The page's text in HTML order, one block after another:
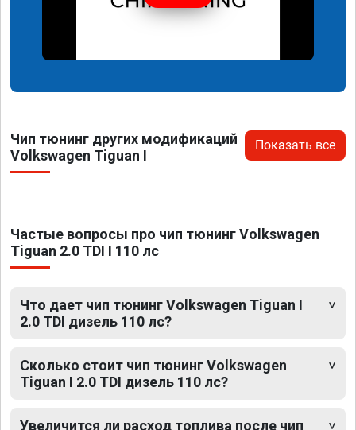
Чип тюнинг других модификаций
Volkswagen Tiguan I
Показать все
Частые вопросы про чип тюнинг Volkswagen
Tiguan 2.0 TDI I 110 лс
Что дает чип тюнинг Volkswagen Tiguan I
2.0 TDI дизель 110 лс?
Сколько стоит чип тюнинг Volkswagen
Tiguan I 2.0 TDI дизель 110 лс?
Увеличится ли расход топлива после чип